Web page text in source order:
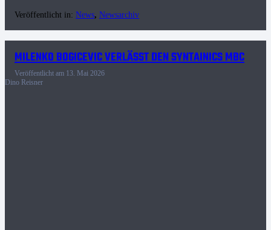
Veröffentlicht in: News, Newsarchiv
MILENKO BOGICEVIC VERLÄSST DEN SYNTAINICS MBC
Veröffentlicht am 13. Mai 2026
Dino Reisner